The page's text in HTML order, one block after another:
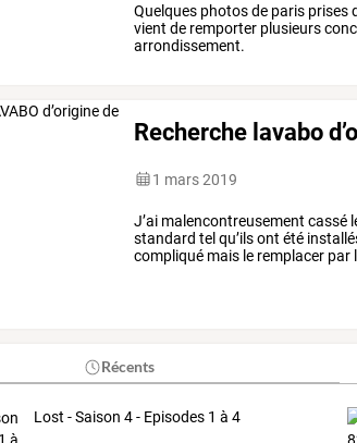
Quelques photos de paris prises
vient de remporter plusieurs
arrondissement.
Recherche lavabo
1 mars 2019
J’ai malencontreusement cassé
standard telqu’ilsont été
compliqué mais le remplacer par
Récents
Lost - Saison 4 - Episodes 1 à 4